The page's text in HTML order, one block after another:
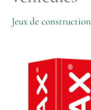
Jeux de construction